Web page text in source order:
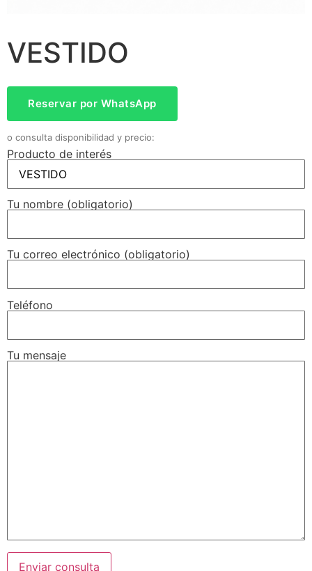
VESTIDO
Reservar por WhatsApp
o consulta disponibilidad y precio:
Producto de interés
Tu nombre (obligatorio)
Tu correo electrónico (obligatorio)
Teléfono
Tu mensaje